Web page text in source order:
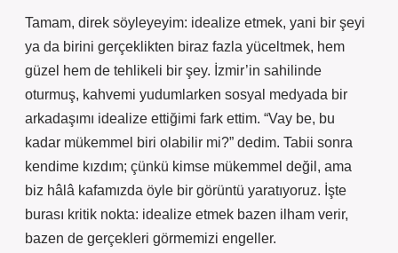
Tamam, direk söyleyeyim: idealize etmek, yani bir şeyi
ya da birini gerçeklikten biraz fazla yüceltmek, hem
güzel hem de tehlikeli bir şey. İzmir’in sahilinde
oturmuş, kahvemi yudumlarken sosyal medyada bir
arkadaşımı idealize ettiğimi fark ettim. “Vay be, bu
kadar mükemmel biri olabilir mi?” dedim. Tabii sonra
kendime kızdım; çünkü kimse mükemmel değil, ama
biz hâlâ kafamızda öyle bir görüntü yaratıyoruz. İşte
burası kritik nokta: idealize etmek bazen ilham verir,
bazen de gerçekleri görmemizi engeller.